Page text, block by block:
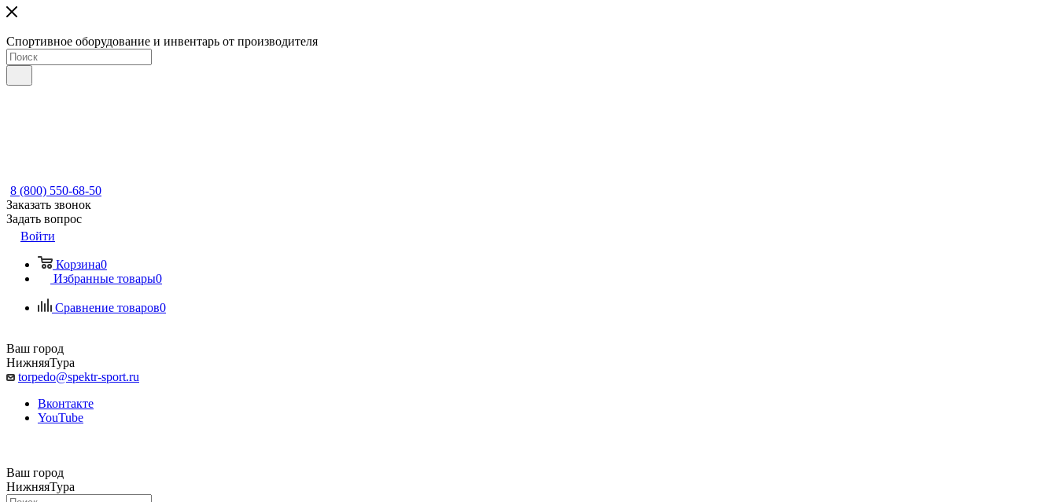
Спортивное оборудование и инвентарь от производителя
8 (800) 550-68-50
Заказать звонок
Задать вопрос
Войти
Корзина0
Избранные товары0
Сравнение товаров0
Ваш город
НижняяТура
torpedo@spektr-sport.ru
Вконтакте
YouTube
Ваш город
НижняяТура